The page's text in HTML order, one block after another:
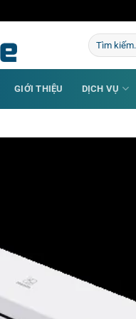
Tìm
kiếm:
GIỚI THIỆU DỊCH VỤ